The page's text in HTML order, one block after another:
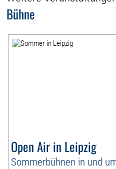
Bühne
Open Air in Leipzig
Sommerbühnen in und